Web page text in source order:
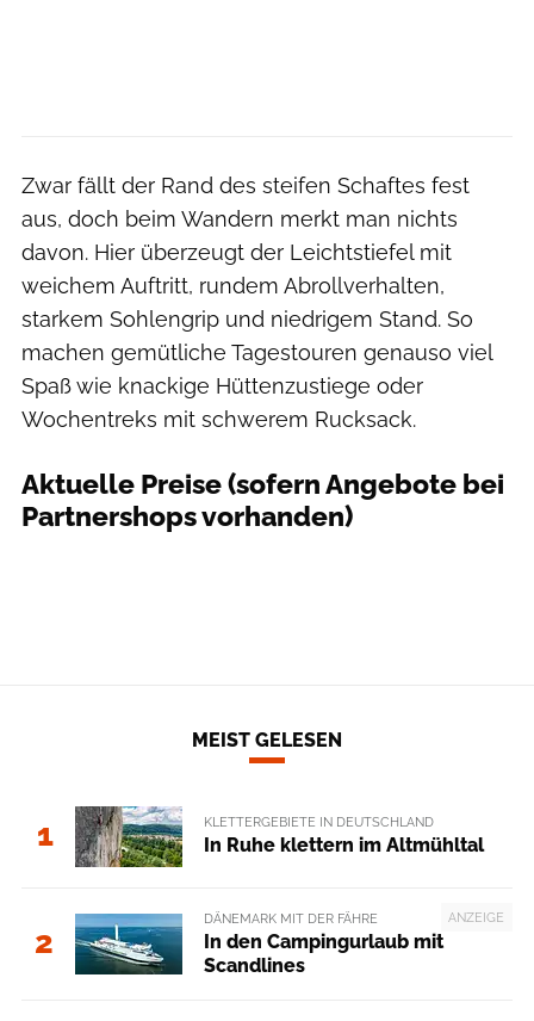
Zwar fällt der Rand des steifen Schaftes fest
aus, doch beim Wandern merkt man nichts
davon. Hier überzeugt der Leichtstiefel mit
weichem Auftritt, rundem Abrollverhalten,
starkem Sohlengrip und niedrigem Stand. So
machen gemütliche Tagestouren genauso viel
Spaß wie knackige Hüttenzustiege oder
Wochentreks mit schwerem Rucksack.
Aktuelle Preise (sofern Angebote bei
Partnershops vorhanden)
MEIST GELESEN
1 KLETTERGEBIETE IN DEUTSCHLAND
In Ruhe klettern im Altmühltal
2
ANZEIGE
DÄNEMARK MIT DER FÄHRE
In den Campingurlaub mit
Scandlines